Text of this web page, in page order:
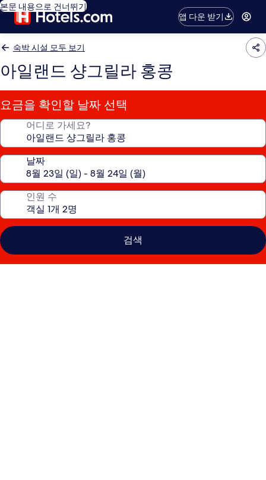
본문 내용으로 건너뛰기
앱 다운 받기
숙박 시설 모두 보기
아일랜드 샹그릴라 홍콩
요금을 확인할 날짜 선택
어디로 가세요?
날짜
인원 수
검색